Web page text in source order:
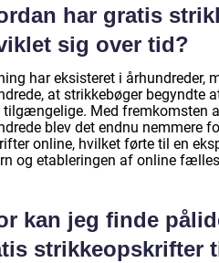
har gratis
sig over tid?
har eksisteret i århundreder,
at strikkebøger begyndte
tilgængelige. Med fremkomsten
blev det endnu nemmere
online, hvilket førte til en
og etableringen af online
kan jeg finde
strikkeopskrifter